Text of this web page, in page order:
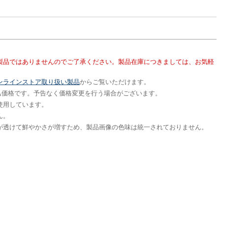
ではありませんのでご了承ください。製品在庫につきましては、お気軽
ラインストア取り扱い製品からご覧いただけます。
格です。予告なく価格変更を行う場合がございます。
しています。
けて鮮やかさが増すため、製品画像の色味は統一されておりません。